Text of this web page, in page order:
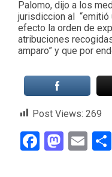
Palomo, dijo a los
jurisdiccion al “emitió
efecto la orden de
atribuciones
amparo” y que por
Post Views: 269
Facebook